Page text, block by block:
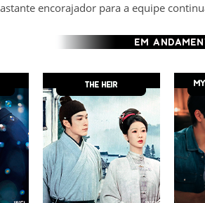
encorajador para a equipe